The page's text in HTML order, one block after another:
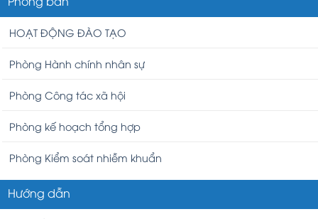
HOẠT ĐỘNG ĐÀO TẠO
Phòng Hành chính nhân sự
Phòng Công tác xã hội
Phòng kế hoạch tổng hợp
Phòng Kiểm soát nhiễm khuẩn
Hướng dẫn